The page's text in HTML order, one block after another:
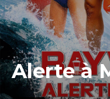
Alerte à